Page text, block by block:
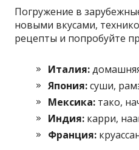
Погружение в
новыми вкусами,
рецепты и попробуйте
Италия:
Япония:суши,
Мексика: тако,
Индия: карри,
Франция: